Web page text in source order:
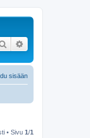
Etsi
sisään
• Sivu 1/1